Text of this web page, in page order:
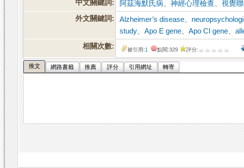
中文關鍵詞:
阿茲海默氏病 、神經心理檢查 、視覺
外文關鍵詞:
Alzheimer’s disease
study 、Apo E gene 、Apo CI gene 、
相關次數:
被引用:1 點閱:329 評分:
推文 網路書籤 推薦 評分 引用網址 轉寄